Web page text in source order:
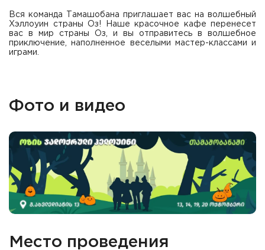
Вся команда Тамашобана приглашает вас на волшебный
Хэллоуин страны Оз! Наше красочное кафе перенесет
вас в мир страны Оз, и вы отправитесь в волшебное
приключение, наполненное веселыми мастер-классами и
играми.
Фото и видео
Место проведения